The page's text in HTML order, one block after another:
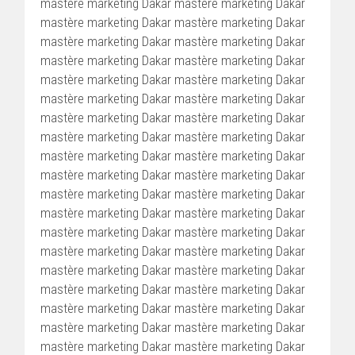
mastère marketing Dakar mastère marketing Dakar
mastère marketing Dakar mastère marketing Dakar
mastère marketing Dakar mastère marketing Dakar
mastère marketing Dakar mastère marketing Dakar
mastère marketing Dakar mastère marketing Dakar
mastère marketing Dakar mastère marketing Dakar
mastère marketing Dakar mastère marketing Dakar
mastère marketing Dakar mastère marketing Dakar
mastère marketing Dakar mastère marketing Dakar
mastère marketing Dakar mastère marketing Dakar
mastère marketing Dakar mastère marketing Dakar
mastère marketing Dakar mastère marketing Dakar
mastère marketing Dakar mastère marketing Dakar
mastère marketing Dakar mastère marketing Dakar
mastère marketing Dakar mastère marketing Dakar
mastère marketing Dakar mastère marketing Dakar
mastère marketing Dakar mastère marketing Dakar
mastère marketing Dakar mastère marketing Dakar
mastère marketing Dakar mastère marketing Dakar